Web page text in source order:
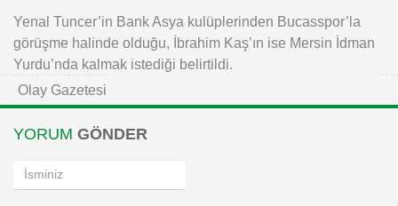
Yenal Tuncer’in Bank Asya kulüplerinden Bucasspor’la
görüşme halinde olduğu, İbrahim Kaş’ın ise Mersin İdman
Yurdu’nda kalmak istediği belirtildi.
Olay Gazetesi
YORUM GÖNDER